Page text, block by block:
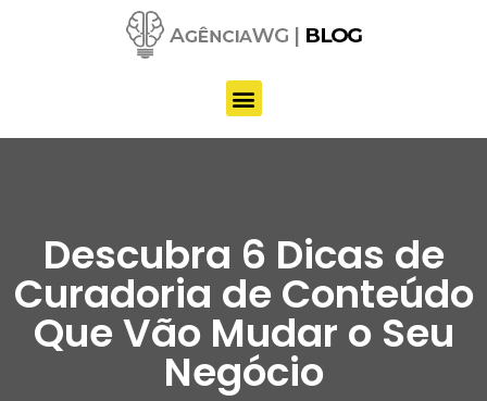
conteúdo
Descubra 6 Dicas de
Curadoria de Conteúdo
Que Vão Mudar o Seu
Negócio